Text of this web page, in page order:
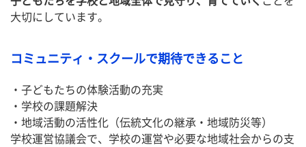
大切にしています。
コミュニティ・スクールで期待できること
・子どもたちの体験活動の充実
・学校の課題解決
・地域活動の活性化（伝統文化の継承・地域防災等）
学校運営協議会で、学校の運営や必要な地域社会からの支